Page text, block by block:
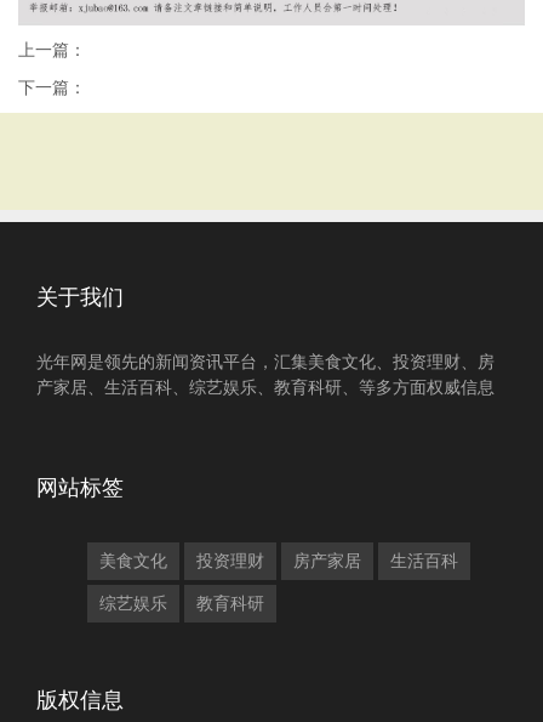
上一篇：
下一篇：
关于我们
光年网是领先的新闻资讯平台，汇集美食文化、投资理财、房
产家居、生活百科、综艺娱乐、教育科研、等多方面权威信息
网站标签
美食文化 投资理财 房产家居 生活百科
综艺娱乐 教育科研
版权信息